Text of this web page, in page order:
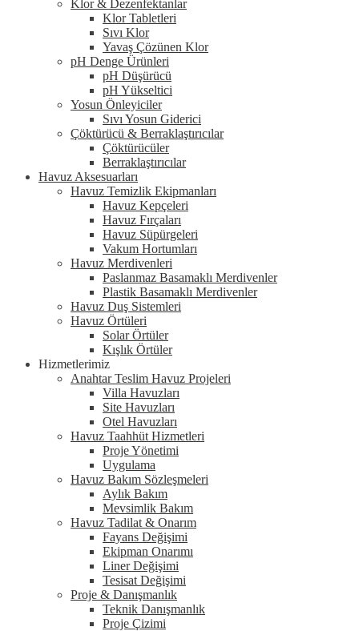
Klor & Dezenfektanlar
Klor Tabletleri
Sıvı Klor
Yavaş Çözünen Klor
pH Denge Ürünleri
pH Düşürücü
pH Yükseltici
Yosun Önleyiciler
Sıvı Yosun Giderici
Çöktürücü & Berraklaştırıcılar
Çöktürücüler
Berraklaştırıcılar
Havuz Aksesuarları
Havuz Temizlik Ekipmanları
Havuz Kepçeleri
Havuz Fırçaları
Havuz Süpürgeleri
Vakum Hortumları
Havuz Merdivenleri
Paslanmaz Basamaklı Merdivenler
Plastik Basamaklı Merdivenler
Havuz Duş Sistemleri
Havuz Örtüleri
Solar Örtüler
Kışlık Örtüler
Hizmetlerimiz
Anahtar Teslim Havuz Projeleri
Villa Havuzları
Site Havuzları
Otel Havuzları
Havuz Taahhüt Hizmetleri
Proje Yönetimi
Uygulama
Havuz Bakım Sözleşmeleri
Aylık Bakım
Mevsimlik Bakım
Havuz Tadilat & Onarım
Fayans Değişimi
Ekipman Onarımı
Liner Değişimi
Tesisat Değişimi
Proje & Danışmanlık
Teknik Danışmanlık
Proje Çizimi